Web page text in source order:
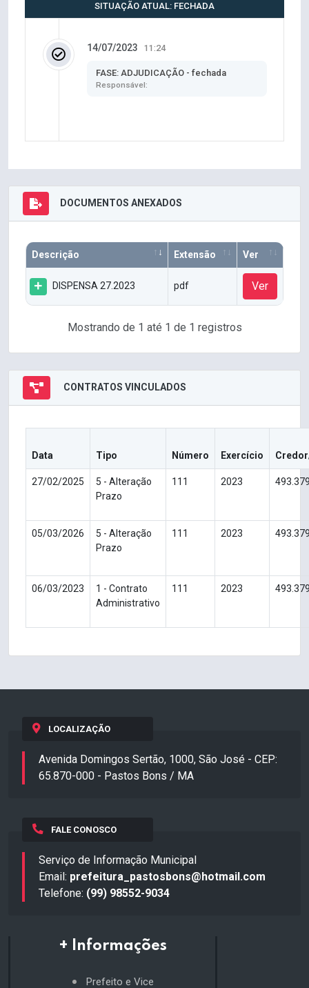
SITUAÇÃO ATUAL: FECHADA
14/07/2023 11:24
FASE: ADJUDICAÇÃO - fechada
Responsável:
DOCUMENTOS ANEXADOS
Descrição Extensão Ver
DISPENSA 27.2023 pdf Ver
Mostrando de 1 até 1 de 1 registros
CONTRATOS VINCULADOS
Data Tipo Número Exercício
27/02/2025
5 - Alteração
Prazo
111 2023
05/03/2026
5 - Alteração
Prazo
111 2023
06/03/2023
1 - Contrato
Administrativo
111 2023
LOCALIZAÇÃO
Avenida Domingos Sertão, 1000, São José - CEP:
65.870-000 - Pastos Bons / MA
FALE CONOSCO
Serviço de Informação Municipal
Email: prefeitura_pastosbons@hotmail.com
Telefone: (99) 98552-9034
+ Informações
Prefeito e Vice